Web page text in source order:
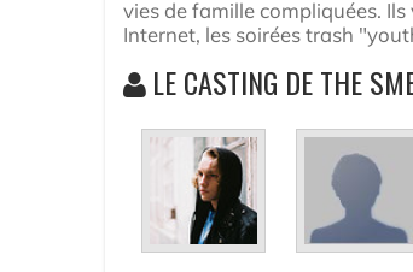
vies de famille compliquées.
Internet, les soirées trash
LE CASTING DE THE